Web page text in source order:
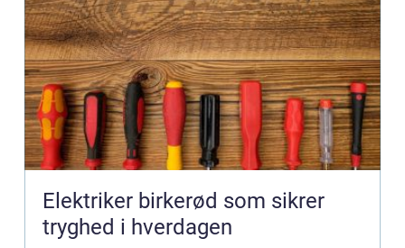
Elektriker birkerød som sikrer
tryghed i hverdagen